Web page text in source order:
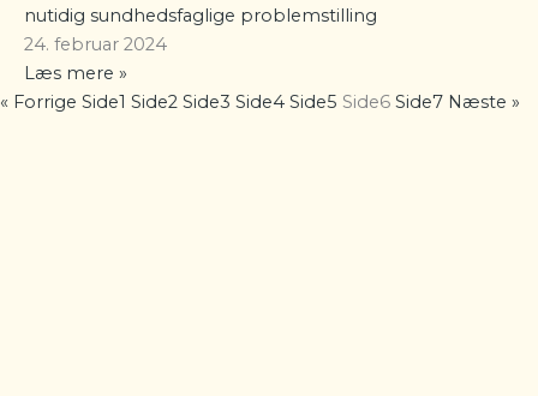
nutidig sundhedsfaglige problemstilling
24. februar 2024
Læs mere »
« Forrige Side1 Side2 Side3 Side4 Side5 Side6 Side7 Næste »